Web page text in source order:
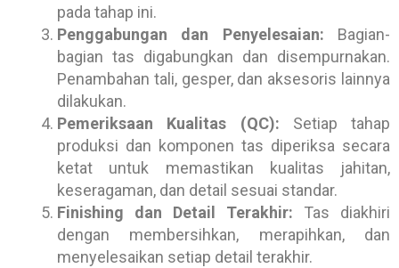
pada tahap ini.
Penggabungan dan Penyelesaian: Bagian-
bagian tas digabungkan dan disempurnakan.
Penambahan tali, gesper, dan aksesoris lainnya
dilakukan.
Pemeriksaan Kualitas (QC): Setiap tahap
produksi dan komponen tas diperiksa secara
ketat untuk memastikan kualitas jahitan,
keseragaman, dan detail sesuai standar.
Finishing dan Detail Terakhir: Tas diakhiri
dengan membersihkan, merapihkan, dan
menyelesaikan setiap detail terakhir.